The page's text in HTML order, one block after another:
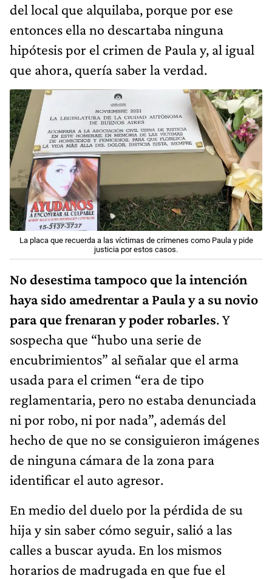
del local que alquilaba, porque por ese
entonces ella no descartaba ninguna
hipótesis por el crimen de Paula y, al igual
que ahora, quería saber la verdad.
La placa que recuerda a las víctimas de crímenes como Paula y pide
justicia por estos casos.
No desestima tampoco que la intención
haya sido amedrentar a Paula y a su novio
para que frenaran y poder robarles. Y
sospecha que “hubo una serie de
encubrimientos” al señalar que el arma
usada para el crimen “era de tipo
reglamentaria, pero no estaba denunciada
ni por robo, ni por nada”, además del
hecho de que no se consiguieron imágenes
de ninguna cámara de la zona para
identificar el auto agresor.
En medio del duelo por la pérdida de su
hija y sin saber cómo seguir, salió a las
calles a buscar ayuda. En los mismos
horarios de madrugada en que fue el